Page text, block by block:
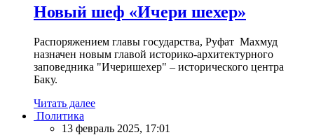
Новый шеф «Ичери шехер»
Распоряжением главы государства, Руфат Махмуд
назначен новым главой историко-архитектурного
заповедника "Ичеришехер" – исторического центра
Баку.
Читать далее
Политика
13 февраль 2025, 17:01